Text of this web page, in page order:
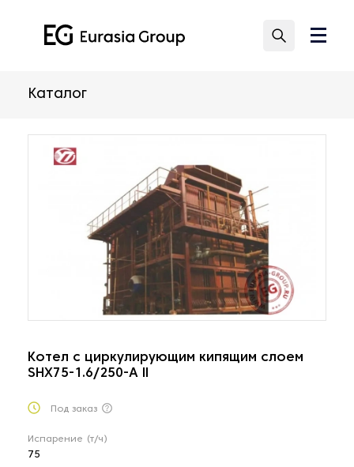
Каталог
Котел с циркулирующим кипящим слоем
SHX75-1.6/250-A II
Под заказ
Испарение (т/ч)
75